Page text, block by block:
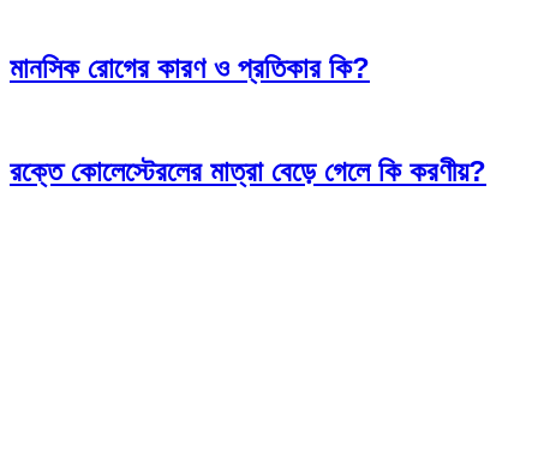
মানসিক রোগের কারণ ও প্রতিকার কি?
রক্তে কোলেস্টেরলের মাত্রা বেড়ে গেলে কি করণীয়?